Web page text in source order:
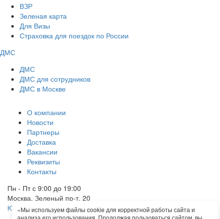
ВЗР
Зеленая карта
Для Визы
Страховка для поездок по России
ДМС
ДМС
ДМС для сотрудников
ДМС в Москве
О компании
Новости
Партнеры
Доставка
Вакансии
Реквизиты
Контакты
Пн - Пт с 9:00 до 19:00
Москва, Зеленый пр-т, 20
Юридические документы
«Мы используем файлы cookie для корректной работы сайта и
анализа его использования. Продолжая пользоваться сайтом, вы